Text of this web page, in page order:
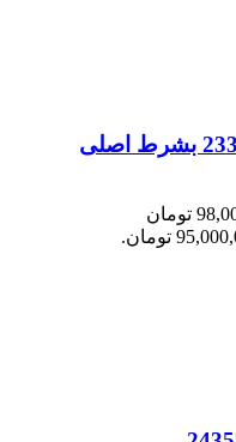
قیمت اصلی: 98,000,000 تومان